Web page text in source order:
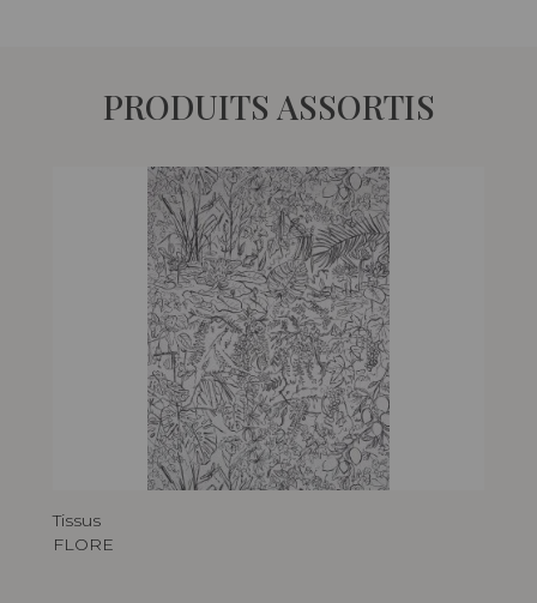
PRODUITS ASSORTIS
Tissus
FLORE